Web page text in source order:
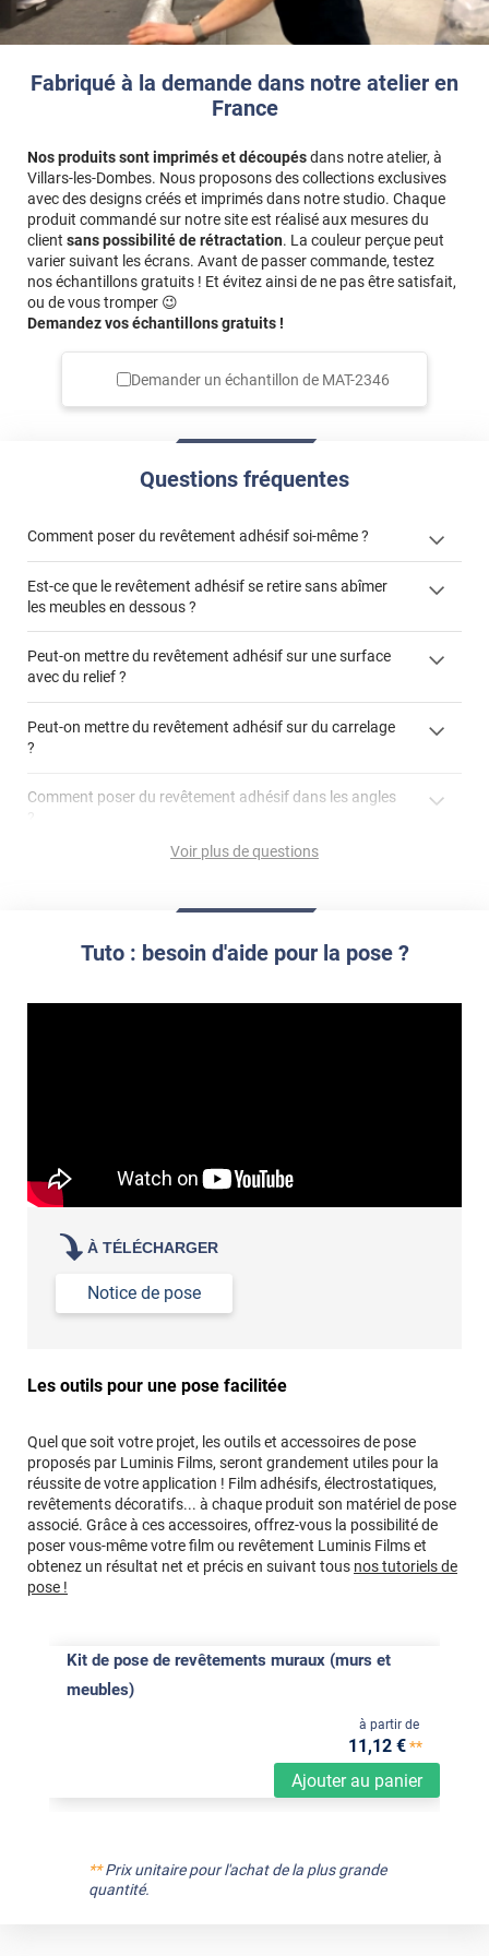
Fabriqué à la demande dans notre atelier en
France
Nos produits sont imprimés et découpésdans notre atelier, à
Villars-les-Dombes. Nous proposons des collections exclusives
avec des designs créés et imprimés dans notre studio. Chaque
produit commandé sur notre site est réalisé aux mesures du
client sans possibilité de rétractation. La couleur perçue peut
varier suivant les écrans. Avant de passer commande, testez
nos échantillons gratuits ! Et évitez ainsi de ne pas être satisfait,
ou de vous tromper 😉
Demandez vos échantillons gratuits !
Demander un échantillon de MAT-2346
Questions fréquentes
Comment poser du revêtement adhésif soi-même ?
« Comment poser un revêtement adhésif ? »
Est-ce que le revêtement adhésif se retire sans abîmer
les meubles en dessous ?
colle
et la colle. Vous retirez beaucoup plus facilement le
Peut-on mettre du revêtement adhésif sur une surface
avec du relief ?
Peut-on mettre du revêtement adhésif sur du carrelage
?
Comment poser du revêtement adhésif dans les angles
Voir plus de questions
• Créer une décoration élégante à petit prix.
particuliers créatifs que les professionnels du design d’intérieur.
Tuto : besoin d'aide pour la pose ?
À TÉLÉCHARGER
Notice de pose
Les outils pour une pose facilitée
Quel que soit votre projet, les outils et accessoires de pose
proposés par Luminis Films, seront grandement utiles pour la
réussite de votre application ! Film adhésifs, électrostatiques,
revêtements décoratifs... à chaque produit son matériel de pose
associé. Grâce à ces accessoires, offrez-vous la possibilité de
poser vous-même votre film ou revêtement Luminis Films et
obtenez un résultat net et précis en suivant tous nos tutoriels de
pose !
Kit de pose de revêtements muraux (murs et
meubles)
Ajouter au panier
à partir de
11,12 €**
**Prix unitaire pour l'achat de la plus grande
quantité.